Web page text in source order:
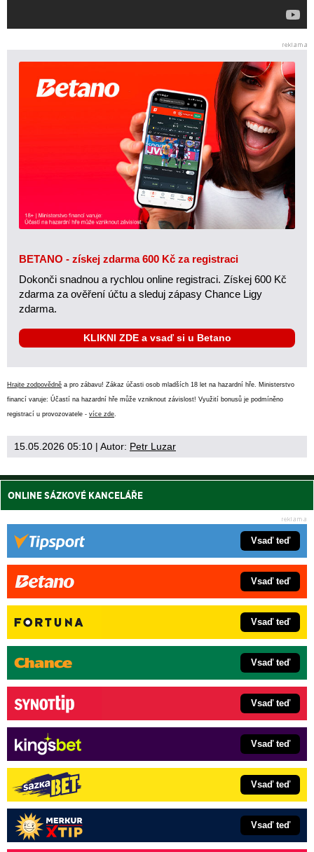
BETANO - získej zdarma 600 Kč za registraci
Dokonči snadnou a rychlou online registraci. Získej 600 Kč
zdarma za ověření účtu a sleduj zápasy Chance Ligy
zdarma.
KLIKNI ZDE a vsaď si u Betano
Hrajte zodpovědně a pro zábavu! Zákaz účasti osob mladších 18 let na hazardní hře. Ministerstvo
financí varuje: Účastí na hazardní hře může vzniknout závislost! Využití bonusů je podmíněno
registrací u provozovatele - více zde
15.05.2026 05:10 | Autor: Petr Luzar
ONLINE SÁZKOVÉ KANCELÁŘE
Vsaď teď
Vsaď teď
Vsaď teď
Vsaď teď
Vsaď teď
Vsaď teď
Vsaď teď
Vsaď teď